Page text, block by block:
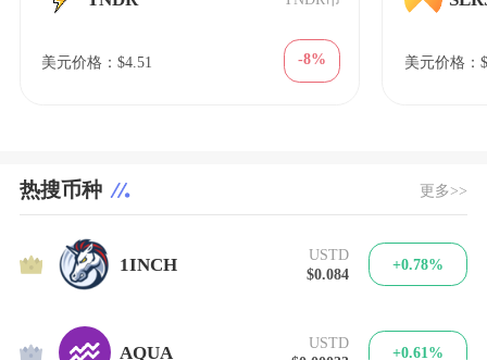
美元价格：$4.51 -8% 美元价格：
热搜币种 更多>>
1 1INCH
USTD
$0.084
+0.78%
2 AQUA
USTD
+0.61%